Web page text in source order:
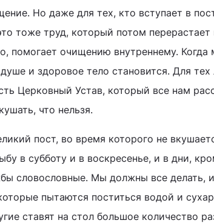
Но даже для тех, кто вступает в
тоже труд, который потом перерастает
помогает очищению внутреннему. Когда
и здоровое тело становится. Для
Церковный Устав, который все нам
что нельзя.
пост, во время которого не
в субботу и в воскресенье, и в дни,
словословные. Мы должны все делать,
пытаются поститься водой и
ставят на стол большое количество